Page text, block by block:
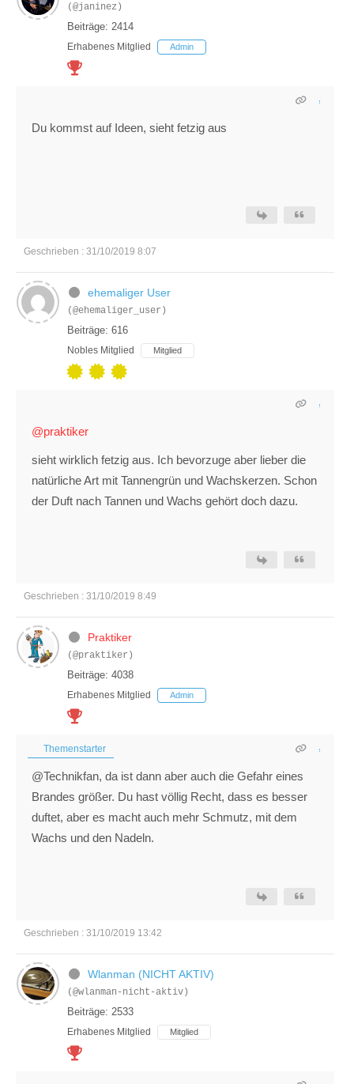
(@janinez)
Beiträge: 2414
Erhabenes Mitglied Admin
Du kommst auf Ideen, sieht fetzig aus
Geschrieben : 31/10/2019 8:07
ehemaliger User
(@ehemaliger_user)
Beiträge: 616
Nobles Mitglied Mitglied
@praktiker
sieht wirklich fetzig aus. Ich bevorzuge aber lieber die
natürliche Art mit Tannengrün und Wachskerzen. Schon
der Duft nach Tannen und Wachs gehört doch dazu.
Geschrieben : 31/10/2019 8:49
Praktiker
(@praktiker)
Beiträge: 4038
Erhabenes Mitglied Admin
Themenstarter
@Technikfan, da ist dann aber auch die Gefahr eines
Brandes größer. Du hast völlig Recht, dass es besser
duftet, aber es macht auch mehr Schmutz, mit dem
Wachs und den Nadeln.
Geschrieben : 31/10/2019 13:42
Wlanman (NICHT AKTIV)
(@wlanman-nicht-aktiv)
Beiträge: 2533
Erhabenes Mitglied Mitglied